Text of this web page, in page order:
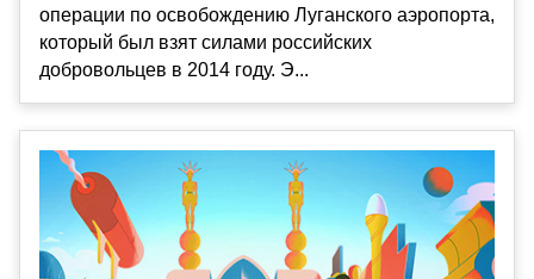
операции по освобождению Луганского аэропорта,
который был взят силами российских
добровольцев в 2014 году. Э...